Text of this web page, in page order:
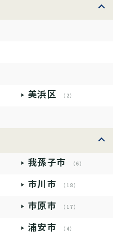
美浜区 （2）
我孫子市 （6）
市川市 （18）
市原市 （17）
浦安市 （4）